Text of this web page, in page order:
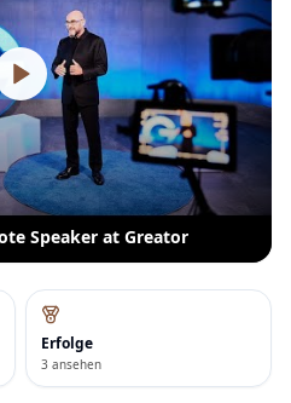
Speaker at Greator
Erfolge
3 ansehen